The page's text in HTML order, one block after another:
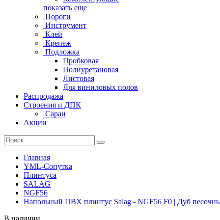
показать еще
Пороги
Инструмент
Клей
Крепеж
Подложка
Пробковая
Полиуретановая
Листовая
Для виниловых полов
Распродажа
Строения и ДПК
Сараи
Акции
Главная
YML-Сопутка
Плинтуса
SALAG
NGF56
Напольный ПВХ плинтус Salag - NGF56 F0 | Дуб
В наличии